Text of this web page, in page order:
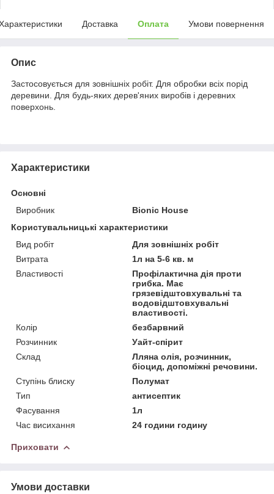
Доставка Оплата Умови повернення
Опис
Застосовується для зовнішніх робіт. Для обробки всіх порід
деревини. Для будь-яких дерев'яних виробів і деревних
поверхонь.
Характеристики
Основні
Виробник
Bionic House
Користувальницькі характеристики
Вид робіт
Для зовнішніх робіт
Витрата
1л на 5-6 кв. м
Властивості
Профілактична дія проти
грибка. Має
грязевідштовхувальні та
водовідштовхувальні
властивості.
Колір
безбарвний
Розчинник
Уайт-спірит
Склад
Лляна олія, розчинник,
біоцид, допоміжні речовини.
Ступінь блиску
Полумат
Тип
антисептик
Фасування
1л
Час висихання
24 години годину
Приховати
Умови доставки